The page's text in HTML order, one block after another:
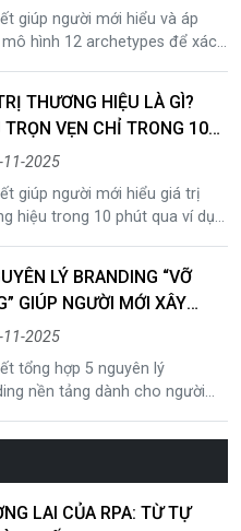
giúp người mới hiểu và áp
hình 12 archetypes để xác
dữ liệu hóa nhờ ứng dụng AI.
nghiệp có thể kết hợp AI cho
nghiệp, chiến lược AI-first, AI
và AI change management
mọi điểm chạm.
THƯƠNG HIỆU LÀ GÌ?
TRỌN VẸN CHỈ TRONG 10
(KÈM VÍ DỤ SIÊU DỄ HIỂU)
11-2025
giúp người mới hiểu giá trị
hiệu trong 10 phút qua ví dụ
dụng AI, AI cho doanh
AI-first và quản trị đổi mới AI.
brand value để xây thương
vững ngay từ đầu.
LÝ BRANDING “VỠ
GIÚP NGƯỜI MỚI XÂY
HIỆU ĐÚNG NGAY TỪ
11-2025
tổng hợp 5 nguyên lý
nền tảng dành cho người
ứng dụng AI, AI cho doanh
xây thương hiệu nhất quán,
và bền vững trong kỷ
LAI CỦA RPA: TỪ TỰ